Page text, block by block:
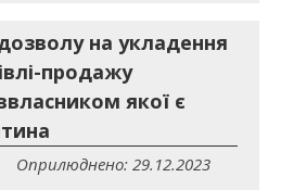
на укладення
продажу
якої є
Оприлюднено: 29.12.2023